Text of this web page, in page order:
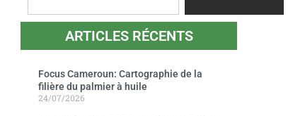
ARTICLES RÉCENTS
Focus Cameroun: Cartographie de la
filière du palmier à huile
24/07/2026